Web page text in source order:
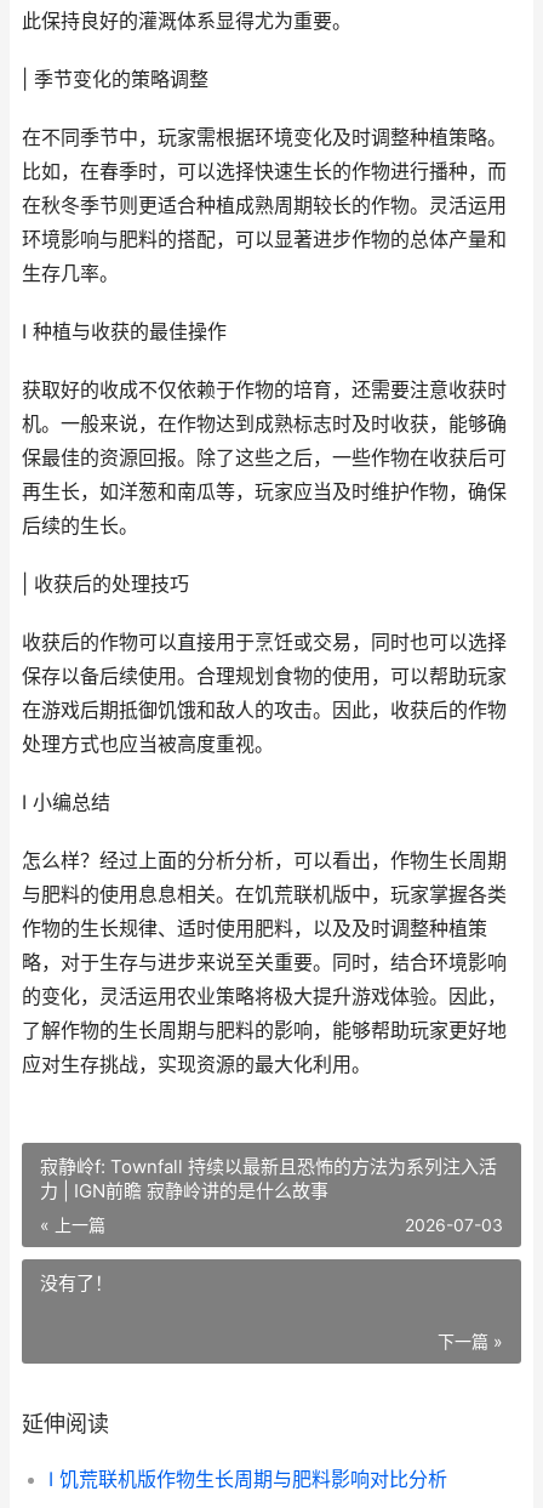
此保持良好的灌溉体系显得尤为重要。
| 季节变化的策略调整
在不同季节中，玩家需根据环境变化及时调整种植策略。
比如，在春季时，可以选择快速生长的作物进行播种，而
在秋冬季节则更适合种植成熟周期较长的作物。灵活运用
环境影响与肥料的搭配，可以显著进步作物的总体产量和
生存几率。
I 种植与收获的最佳操作
获取好的收成不仅依赖于作物的培育，还需要注意收获时
机。一般来说，在作物达到成熟标志时及时收获，能够确
保最佳的资源回报。除了这些之后，一些作物在收获后可
再生长，如洋葱和南瓜等，玩家应当及时维护作物，确保
后续的生长。
| 收获后的处理技巧
收获后的作物可以直接用于烹饪或交易，同时也可以选择
保存以备后续使用。合理规划食物的使用，可以帮助玩家
在游戏后期抵御饥饿和敌人的攻击。因此，收获后的作物
处理方式也应当被高度重视。
I 小编总结
怎么样？经过上面的分析分析，可以看出，作物生长周期
与肥料的使用息息相关。在饥荒联机版中，玩家掌握各类
作物的生长规律、适时使用肥料，以及及时调整种植策
略，对于生存与进步来说至关重要。同时，结合环境影响
的变化，灵活运用农业策略将极大提升游戏体验。因此，
了解作物的生长周期与肥料的影响，能够帮助玩家更好地
应对生存挑战，实现资源的最大化利用。
寂静岭f: Townfall 持续以最新且恐怖的方法为系列注入活
力 | IGN前瞻 寂静岭讲的是什么故事
« 上一篇 2026-07-03
没有了！
下一篇 »
延伸阅读
I 饥荒联机版作物生长周期与肥料影响对比分析